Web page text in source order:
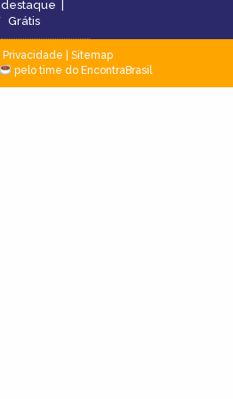
destaque
Grátis
Privacidade
Sitemap
pelo time do EncontraBrasil